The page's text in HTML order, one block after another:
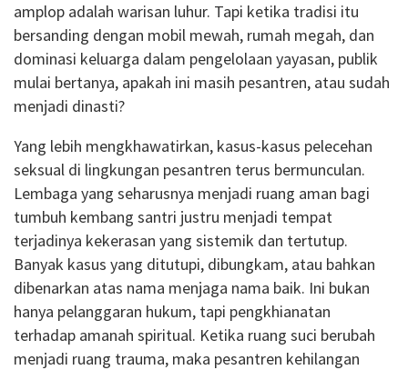
amplop adalah warisan luhur. Tapi ketika tradisi itu
bersanding dengan mobil mewah, rumah megah, dan
dominasi keluarga dalam pengelolaan yayasan, publik
mulai bertanya, apakah ini masih pesantren, atau sudah
menjadi dinasti?
Yang lebih mengkhawatirkan, kasus-kasus pelecehan
seksual di lingkungan pesantren terus bermunculan.
Lembaga yang seharusnya menjadi ruang aman bagi
tumbuh kembang santri justru menjadi tempat
terjadinya kekerasan yang sistemik dan tertutup.
Banyak kasus yang ditutupi, dibungkam, atau bahkan
dibenarkan atas nama menjaga nama baik. Ini bukan
hanya pelanggaran hukum, tapi pengkhianatan
terhadap amanah spiritual. Ketika ruang suci berubah
menjadi ruang trauma, maka pesantren kehilangan